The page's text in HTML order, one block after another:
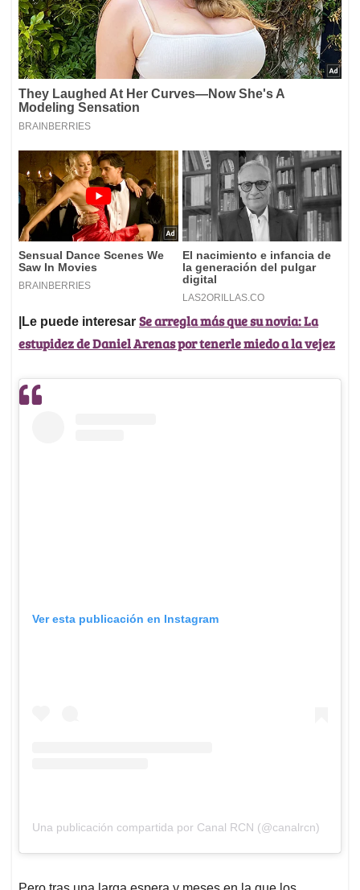
|Le puede interesar Se arregla más que su novia: La
estupidez de Daniel Arenas por tenerle miedo a la vejez
Ver esta publicación en Instagram
Una publicación compartida por Canal RCN (@canalrcn)